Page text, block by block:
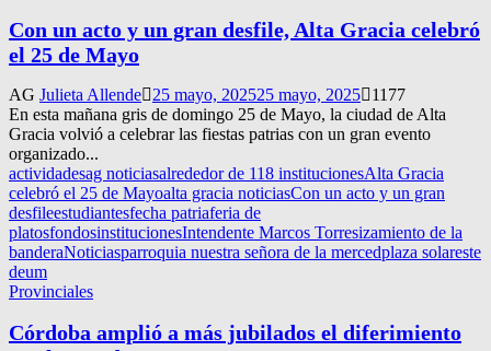
Con un acto y un gran desfile, Alta Gracia celebró
el 25 de Mayo
AG Julieta Allende 25 mayo, 202525 mayo, 2025
1177
En esta mañana gris de domingo 25 de Mayo, la ciudad de Alta
Gracia volvió a celebrar las fiestas patrias con un gran evento
organizado...
actividadesag noticiasalrededor de 118 institucionesAlta Gracia
celebró el 25 de Mayoalta gracia noticiasCon un acto y un gran
desfileestudiantesfecha patriaferia de
platosfondosinstitucionesIntendente Marcos Torresizamiento de la
banderaNoticiasparroquia nuestra señora de la mercedplaza solareste
deum
Provinciales
Córdoba amplió a más jubilados el diferimiento